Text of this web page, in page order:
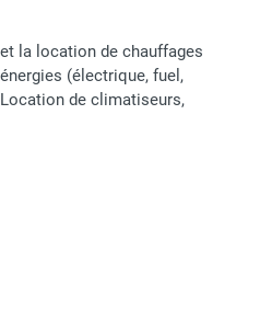
la location de chauffages
(électrique, fuel,
de climatiseurs,